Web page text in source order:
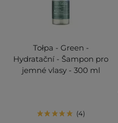
Tołpa - Green -
Hydratační - Šampon pro
jemné vlasy - 300 ml
4